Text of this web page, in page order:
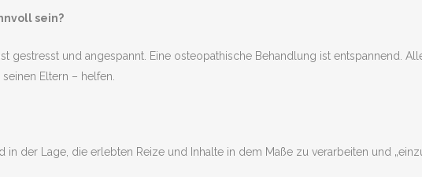
sein?
gestresst und angespannt. Eine osteopathische Behandlung ist entspannend.
Eltern – helfen.
der Lage, die erlebten Reize und Inhalte in dem Maße zu verarbeiten und